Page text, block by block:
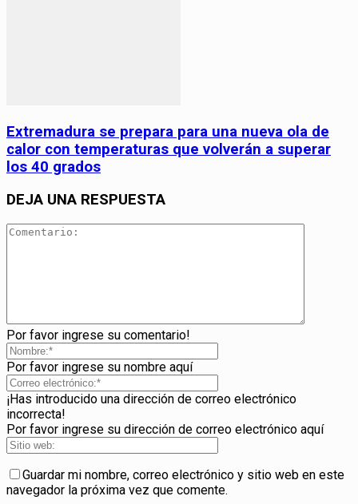
Extremadura se prepara para una nueva ola de
calor con temperaturas que volverán a superar
los 40 grados
DEJA UNA RESPUESTA
Por favor ingrese su comentario!
Por favor ingrese su nombre aquí
¡Has introducido una dirección de correo electrónico
incorrecta!
Por favor ingrese su dirección de correo electrónico aquí
Guardar mi nombre, correo electrónico y sitio web en este
navegador la próxima vez que comente.